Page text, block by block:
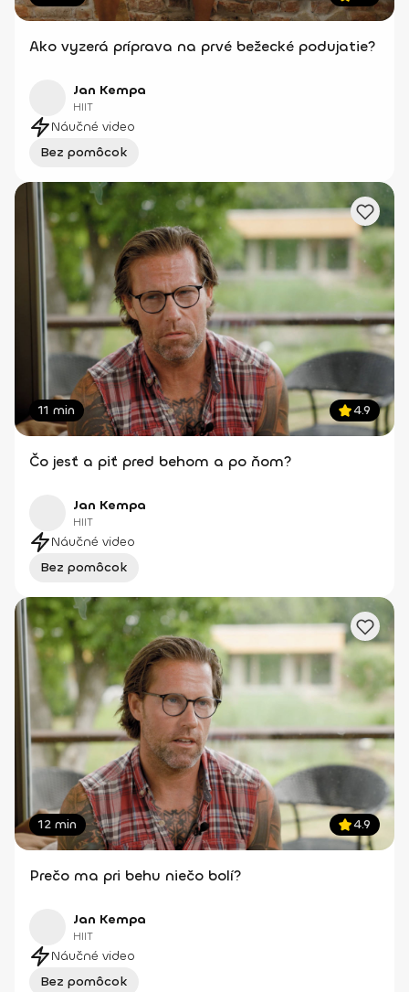
Ako vyzerá príprava na prvé bežecké podujatie?
Jan Kempa
HIIT
Náučné video
Bez pomôcok
11 min 4.9
Čo jesť a piť pred behom a po ňom?
Jan Kempa
HIIT
Náučné video
Bez pomôcok
12 min 4.9
Prečo ma pri behu niečo bolí?
Jan Kempa
HIIT
Náučné video
Bez pomôcok